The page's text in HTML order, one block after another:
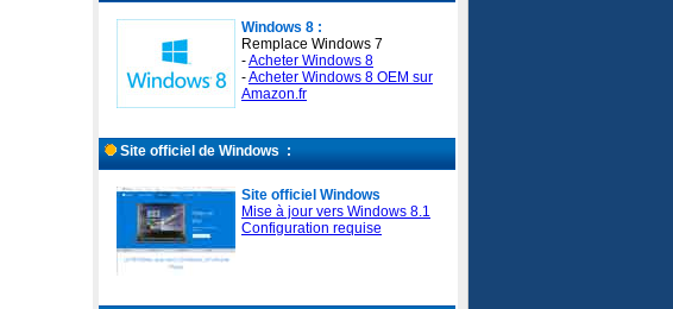
Windows 8 :
Remplace Windows 7
-Acheter Windows 8
-Acheter Windows 8 OEM sur
Amazon.fr
Site officiel de Windows :
Site officiel Windows
Mise à jour vers Windows 8.1
Configuration requise